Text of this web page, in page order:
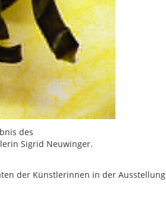
des
Sigrid Neuwinger.
der Künstlerinnen in der Ausstellung